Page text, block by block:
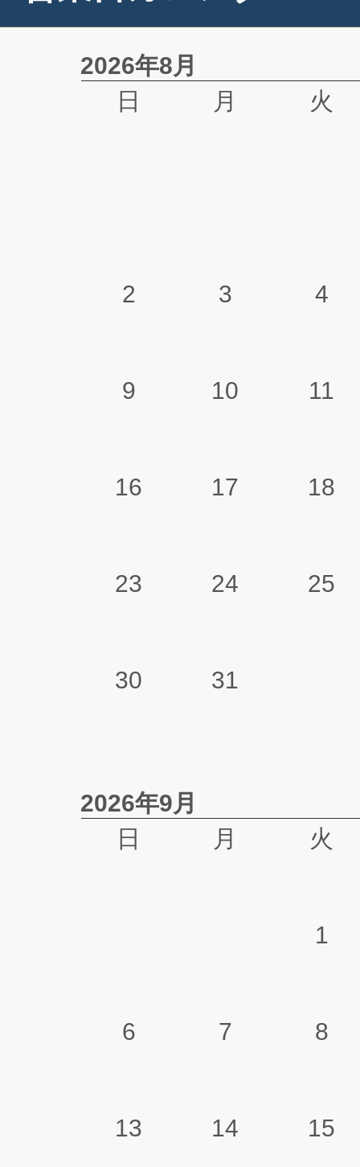
2026年8月
日
月 火
2 3 4
9 10 11
16 17 18
23 24 25
30 31
2026年9月
日
月 火
1
6 7 8
13 14 15